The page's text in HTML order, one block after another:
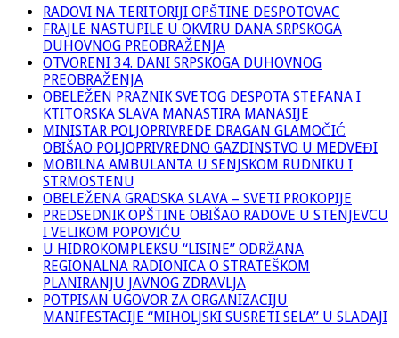
RADOVI NA TERITORIJI OPŠTINE DESPOTOVAC
FRAJLE NASTUPILE U OKVIRU DANA SRPSKOGA
DUHOVNOG PREOBRAŽENJA
OTVORENI 34. DANI SRPSKOGA DUHOVNOG
PREOBRAŽENJA
OBELEŽEN PRAZNIK SVETOG DESPOTA STEFANA I
KTITORSKA SLAVA MANASTIRA MANASIJE
MINISTAR POLJOPRIVREDE DRAGAN GLAMOČIĆ
OBIŠAO POLJOPRIVREDNO GAZDINSTVO U MEDVEĐI
MOBILNA AMBULANTA U SENJSKOM RUDNIKU I
STRMOSTENU
OBELEŽENA GRADSKA SLAVA – SVETI PROKOPIJE
PREDSEDNIK OPŠTINE OBIŠAO RADOVE U STENJEVCU
I VELIKOM POPOVIĆU
U HIDROKOMPLEKSU “LISINE” ODRŽANA
REGIONALNA RADIONICA O STRATEŠKOM
PLANIRANJU JAVNOG ZDRAVLJA
POTPISAN UGOVOR ZA ORGANIZACIJU
MANIFESTACIJE “MIHOLJSKI SUSRETI SELA” U SLADAJI